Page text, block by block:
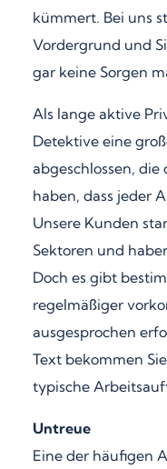
kümmert. Bei uns
Vordergrund und
gar keine Sorgen
Als lange aktive
Detektive eine
abgeschlossen,
haben, dass jeder
Unsere Kunden
Sektoren und
Doch es gibt
regelmäßiger
ausgesprochen
Text bekommen
typische
Untreue
Eine der häufigen